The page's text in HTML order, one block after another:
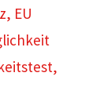
, EU
,